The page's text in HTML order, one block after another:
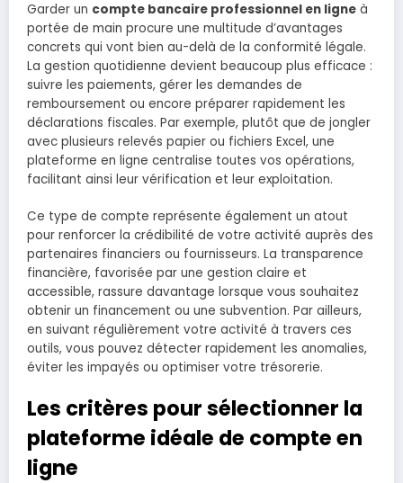
Garder un compte bancaire professionnel en ligne à
portée de main procure une multitude d’avantages
concrets qui vont bien au-delà de la conformité légale.
La gestion quotidienne devient beaucoup plus efficace :
suivre les paiements, gérer les demandes de
remboursement ou encore préparer rapidement les
déclarations fiscales. Par exemple, plutôt que de jongler
avec plusieurs relevés papier ou fichiers Excel, une
plateforme en ligne centralise toutes vos opérations,
facilitant ainsi leur vérification et leur exploitation.
Ce type de compte représente également un atout
pour renforcer la crédibilité de votre activité auprès des
partenaires financiers ou fournisseurs. La transparence
financière, favorisée par une gestion claire et
accessible, rassure davantage lorsque vous souhaitez
obtenir un financement ou une subvention. Par ailleurs,
en suivant régulièrement votre activité à travers ces
outils, vous pouvez détecter rapidement les anomalies,
éviter les impayés ou optimiser votre trésorerie.
Les critères pour sélectionner la
plateforme idéale de compte en
ligne